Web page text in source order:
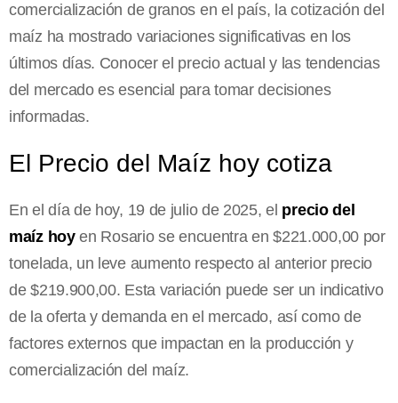
comercialización de granos en el país, la cotización del
maíz ha mostrado variaciones significativas en los
últimos días. Conocer el precio actual y las tendencias
del mercado es esencial para tomar decisiones
informadas.
El Precio del Maíz hoy cotiza
En el día de hoy, 19 de julio de 2025, el precio del
maíz hoyen Rosario se encuentra en $221.000,00 por
tonelada, un leve aumento respecto al anterior precio
de $219.900,00. Esta variación puede ser un indicativo
de la oferta y demanda en el mercado, así como de
factores externos que impactan en la producción y
comercialización del maíz.